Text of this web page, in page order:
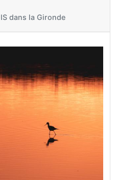
dans la Gironde